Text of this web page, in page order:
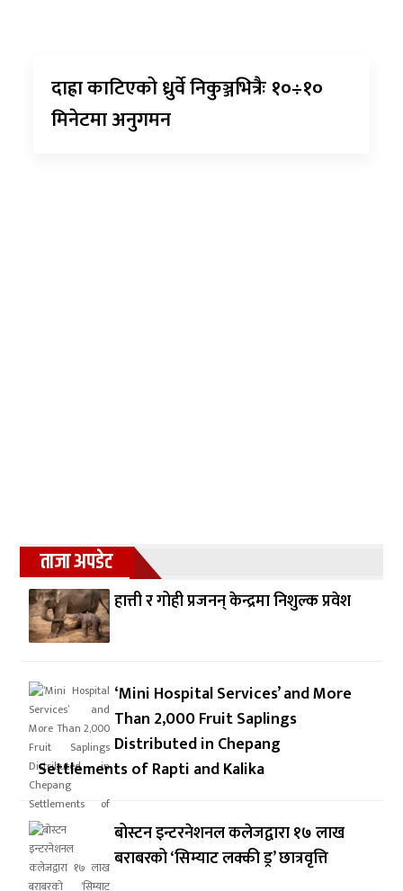
दाह्रा काटिएको ध्रुर्वे निकुञ्जभित्रैः १०÷१०
मिनेटमा अनुगमन
ताजा अपडेट
हात्ती र गोही प्रजनन् केन्द्रमा निशुल्क प्रवेश
‘Mini Hospital Services’ and More
Than 2,000 Fruit Saplings
Distributed in Chepang
Settlements of Rapti and Kalika
बोस्टन इन्टरनेशनल कलेजद्वारा १७ लाख
बराबरको ‘सिम्याट लक्की ड्र’ छात्रवृत्ति